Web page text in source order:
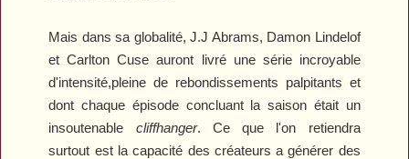
Mais dans sa globalité, J.J Abrams, Damon Lindelof
et Carlton Cuse auront livré une série incroyable
d'intensité,pleine de rebondissements palpitants et
dont chaque épisode concluant la saison était un
insoutenable cliffhanger. Ce que l'on retiendra
surtout est la capacité des créateurs a générer des